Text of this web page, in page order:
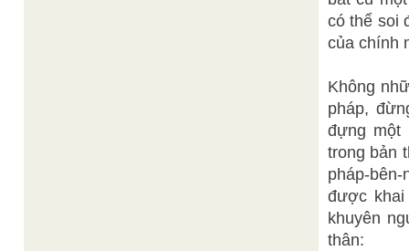
có thể soi
của chính
Không
pháp,
đựng một
trong bản
pháp-
được khai
khuyên
thân: